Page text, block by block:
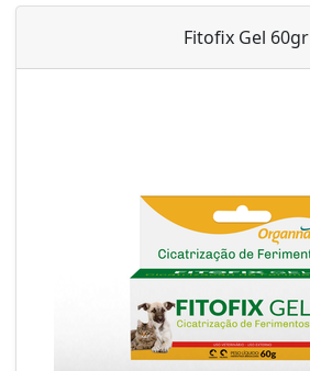
Fitofix Gel 60gr